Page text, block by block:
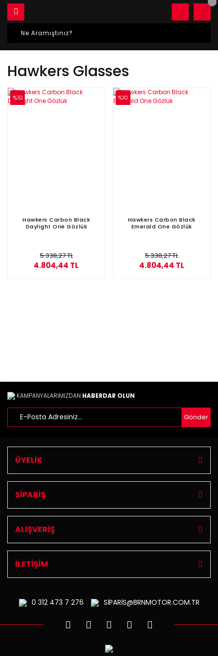
Hawkers Glasses
%10
Hawkers Carbon Black
Daylight One Gözlük
5.338,27 TL
4.804,44 TL
%10
Hawkers Carbon Black
Emerald One Gözlük
5.338,27 TL
4.804,44 TL
KAMPANYALARIMIZDAN HABERDAR OLUN
Gönder
ÜYELİK
SİPARİŞ
ALIŞVERİŞ
İLETİŞİM
0 312473 7 276 SİPARİS@BRNMOTOR.COM.TR